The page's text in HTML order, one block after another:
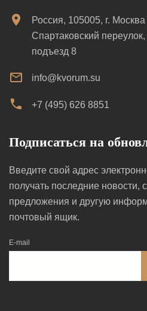
Россия, 105005, г. Москва
Спартаковский
подъезд 8
info@kvorum.su
+7 (495) 626 8851
Подписаться на
Введите свой адрес
получать последние новости,
предложения и другую
почтовый ящик.
E-mail